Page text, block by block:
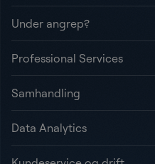
Under angrep?
Professional Services
Samhandling
Data Analytics